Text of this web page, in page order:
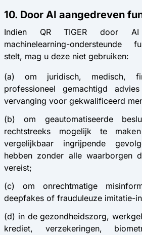
10. Door AI aangedreven
Indien QR TIGER door AI
machinelearning-ondersteunde
stelt, mag u deze niet gebruiken:
(a) om juridisch, medisch,
professioneel gemachtigd
vervanging voor gekwalificeerd
(b) om geautomatiseerde
rechtstreeks mogelijk te
vergelijkbaar ingrijpende
hebben zonder alle waarborgen
vereist;
(c) om onrechtmatige
deepfakes of frauduleuze imitatie-
(d) in de gezondheidszorg,
krediet, verzekeringen,